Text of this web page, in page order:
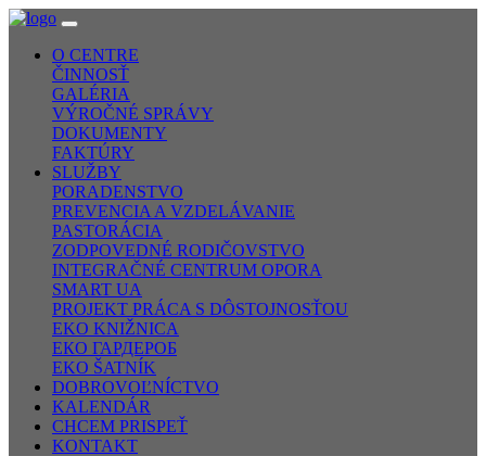
O CENTRE
ČINNOSŤ
GALÉRIA
VÝROČNÉ SPRÁVY
DOKUMENTY
FAKTÚRY
SLUŽBY
PORADENSTVO
PREVENCIA A VZDELÁVANIE
PASTORÁCIA
ZODPOVEDNÉ RODIČOVSTVO
INTEGRAČNÉ CENTRUM OPORA
SMART UA
PROJEKT PRÁCA S DÔSTOJNOSŤOU
EKO KNIŽNICA
ЕКО ГАРДЕРОБ
EKO ŠATNÍK
DOBROVOĽNÍCTVO
KALENDÁR
CHCEM PRISPEŤ
KONTAKT